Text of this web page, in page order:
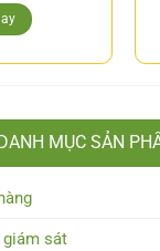
DANH MỤC SẢN
giám sát